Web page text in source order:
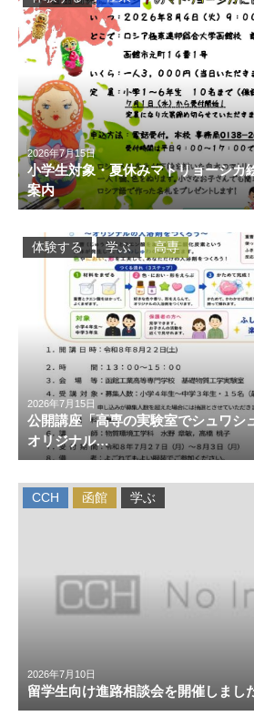
2026年7月15日
小学生対象・夏休みマトリョーシカ
案内
2026年7月15日
公開講座「高専の実験室でシュワシ
オリジナル…
体験する 学ぶ 高専
2026年7月10日
留学生向け進路相談会を開催しまし
CCH 函館 学ぶ